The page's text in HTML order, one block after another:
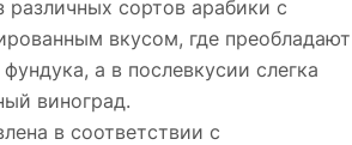
различных сортов арабики с
вкусом, где преобладают
а в послевкусии слегка
виноград.
в соответствии с